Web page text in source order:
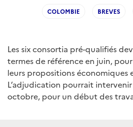
COLOMBIE BREVES
Les six consortia pré-qualifiés
termes de référence en juin,
leurs propositions économiques
L’adjudication pourrait
octobre, pour un début des